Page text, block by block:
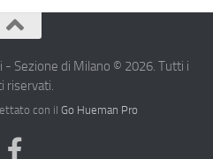
- Sezione di Milano © 2026. Tutti i
riservati.
con il Go Hueman Pro